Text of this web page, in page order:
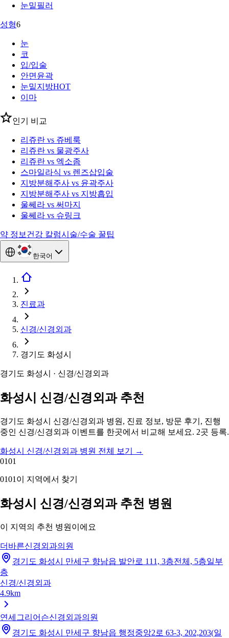
눈밑필러
성형6
눈
코
입/입술
안면윤곽
눈밑지방HOT
이마
인기 비교
리쥬란 vs 쥬베룩
리쥬란 vs 물광주사
리쥬란 vs 엑소좀
스마일라식 vs 렌즈삽입술
지방분해주사 vs 윤곽주사
지방분해주사 vs 지방흡입
울쎄라 vs 써마지
울쎄라 vs 슈링크
약 정보 건강 칼럼시술/수술 꿀팁
한국어
진료과
신경/신경외과
경기도 화성시
경기도 화성시 · 신경/신경외과
화성시 신경/신경외과 추천
경기도 화성시 신경/신경외과 병원, 진료 정보, 방문 후기, 진행
중인 신경/신경외과 이벤트를 한곳에서 비교해 보세요. 2곳 등록.
화성시 신경/신경외과 병원 전체 보기
→
0101
0101 이 지역에서 찾기
화성시 신경/신경외과 추천 병원
이 지역의 추천 병원이에요
더바른신경외과의원
경기도 화성시 만세구 향남읍 발안로 111, 3층전체, 5층일부
층
신경/신경외과
4.9km
연세그리어슨신경외과의원
경기도 화성시 만세구 향남읍 행정중앙2로 63-3, 202,203(일